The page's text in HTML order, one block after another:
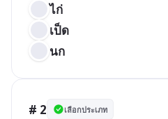
ไก่
เป็ด
นก
# 2 เลือกประเภท